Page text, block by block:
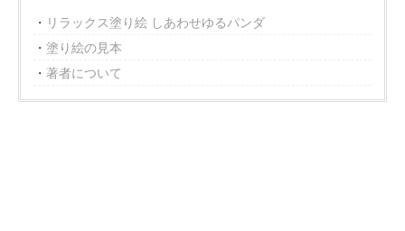
リラックス塗り絵 しあわせゆるパンダ
塗り絵の見本
著者について